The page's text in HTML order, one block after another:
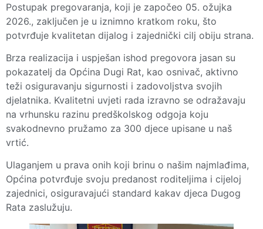
Postupak pregovaranja, koji je započeo 05. ožujka
2026., zaključen je u iznimno kratkom roku, što
potvrđuje kvalitetan dijalog i zajednički cilj obiju strana.
Brza realizacija i uspješan ishod pregovora jasan su
pokazatelj da Općina Dugi Rat, kao osnivač, aktivno
teži osiguravanju sigurnosti i zadovoljstva svojih
djelatnika. Kvalitetni uvjeti rada izravno se odražavaju
na vrhunsku razinu predškolskog odgoja koju
svakodnevno pružamo za 300 djece upisane u naš
vrtić.
Ulaganjem u prava onih koji brinu o našim najmlađima,
Općina potvrđuje svoju predanost roditeljima i cijeloj
zajednici, osiguravajući standard kakav djeca Dugog
Rata zaslužuju.